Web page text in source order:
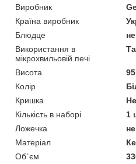
Виробник
Країна виробник
Блюдце
Використання в
мікрохвильовій печі
Висота
Колір
Кришка
Кількість в наборі
1
Ложечка
Матеріал
Об`єм